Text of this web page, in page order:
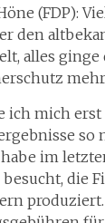
(FDP):
den
alles
ich mich
so
im
die
produziert.